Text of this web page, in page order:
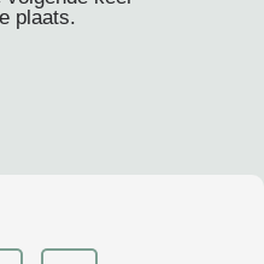
plaats.